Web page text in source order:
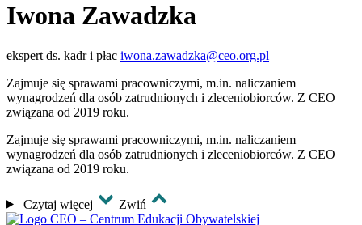
Iwona Zawadzka
ekspert ds. kadr i płac iwona.zawadzka@ceo.org.pl
Zajmuje się sprawami pracowniczymi, m.in. naliczaniem
wynagrodzeń dla osób zatrudnionych i zleceniobiorców. Z CEO
związana od 2019 roku.
Zajmuje się sprawami pracowniczymi, m.in. naliczaniem
wynagrodzeń dla osób zatrudnionych i zleceniobiorców. Z CEO
związana od 2019 roku.
Czytaj więcej Zwiń